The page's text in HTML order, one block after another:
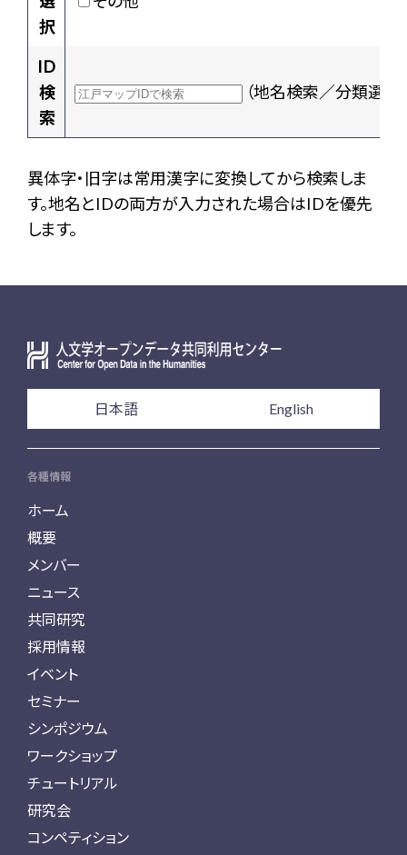
択
ID
検
索
（地名検索／分類選択
異体字・旧字は常用漢字に変換してから検索しま
す。地名とIDの両方が入力された場合はIDを優先
します。
日本語 English
各種情報
ホーム
概要
メンバー
ニュース
共同研究
採用情報
イベント
セミナー
シンポジウム
ワークショップ
チュートリアル
研究会
コンペティション